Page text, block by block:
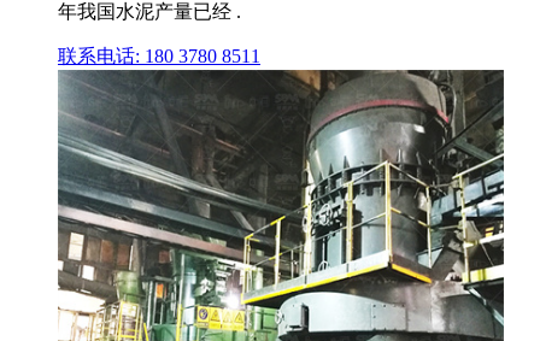
年我国水泥产量已经 .
联系电话: 180 3780 8511